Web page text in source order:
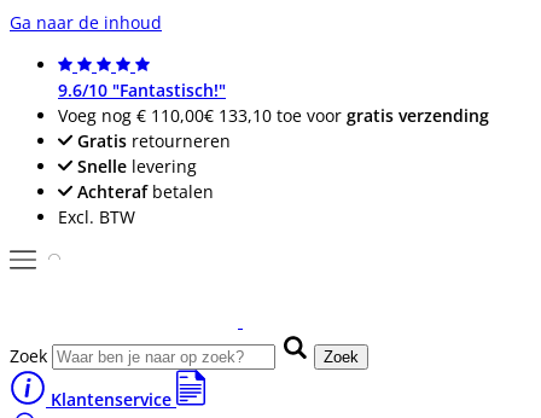
Ga naar de inhoud
9.6/10 "Fantastisch!"
Voeg nog € 110,00€ 133,10 toe voor gratis verzending
Gratis retourneren
Snelle levering
Achterafbetalen
Excl. BTW
Zoek Zoek
Klantenservice